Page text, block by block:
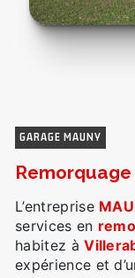
GARAGE MAUNY
L’entreprise
services en
habitez à
expérience et